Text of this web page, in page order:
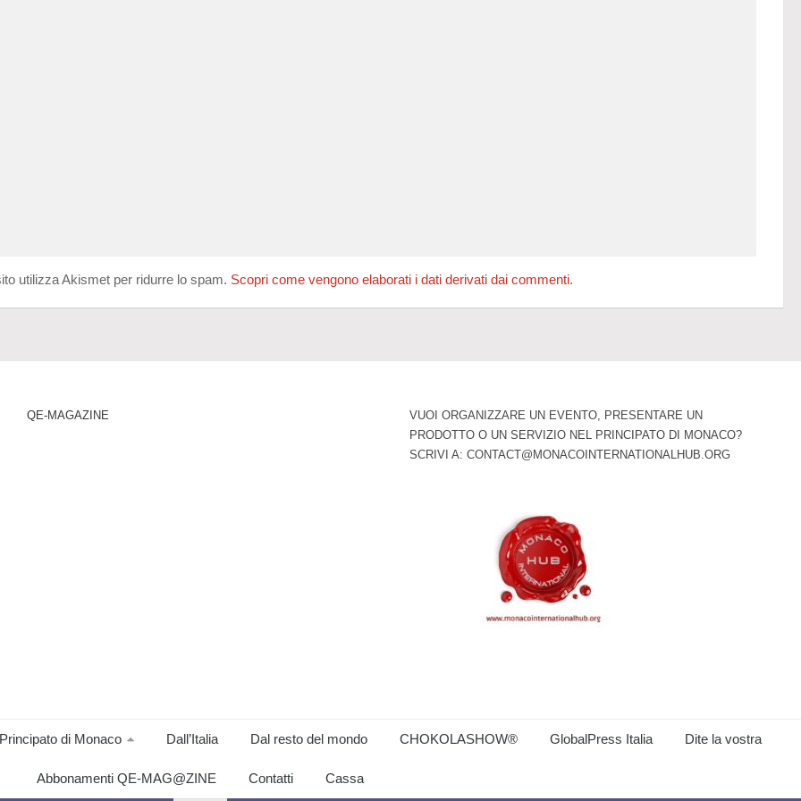
utilizza Akismet per ridurre lo spam. Scopri come vengono elaborati i dati derivati dai commenti.
QE-MAGAZINE
VUOI ORGANIZZARE UN EVENTO, PRESENTARE UN
PRODOTTO O UN SERVIZIO NEL PRINCIPATO DI MONACO?
SCRIVI A: CONTACT@MONACOINTERNATIONALHUB.ORG
di Monaco Dall’Italia Dal resto del mondo CHOKOLASHOW® GlobalPress Italia Dite la vostra
Abbonamenti QE-MAG@ZINE Contatti Cassa